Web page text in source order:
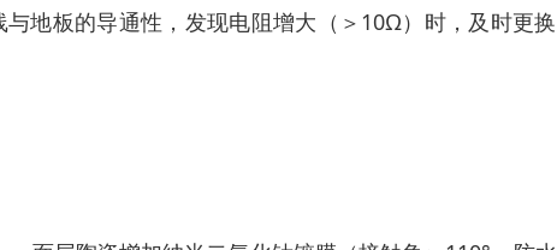
地板的导通性，发现电阻增大（＞10Ω）时，及时更